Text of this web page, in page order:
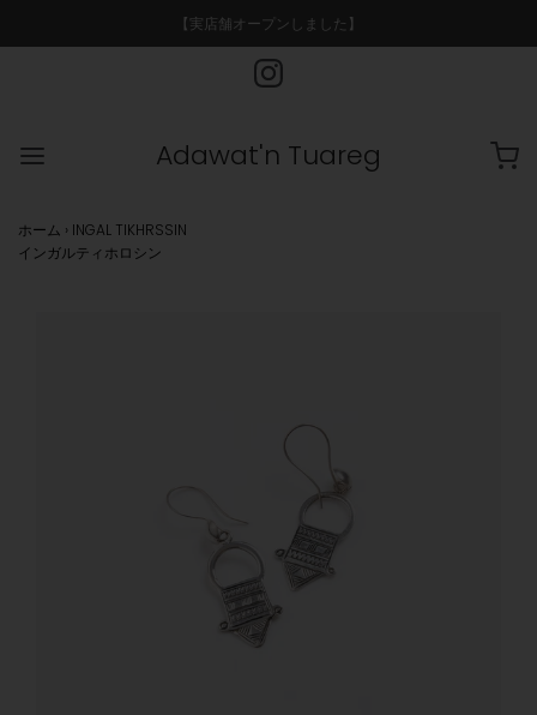
【実店舗オープンしました】
Adawat'n Tuareg
ホーム › INGAL TIKHRSSIN
インガルティホロシン